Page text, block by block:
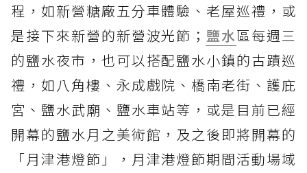
程，如新營糖廠五分車體驗、老屋巡禮，或
是接下來新營的新營波光節； 鹽水區每週三
的鹽水夜市，也可以搭配鹽水小鎮的古蹟巡
禮，如八角樓、永成戲院、橋南老街、護庇
宮、鹽水武廟、鹽水車站等，或是目前已經
開幕的鹽水月之美術館，及之後即將開幕的
「月津港燈節」，月津港燈節期間活動場域